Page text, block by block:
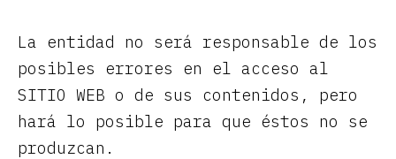
La entidad no será responsable de los
posibles errores en el acceso al
SITIO WEB o de sus contenidos, pero
hará lo posible para que éstos no se
produzcan.